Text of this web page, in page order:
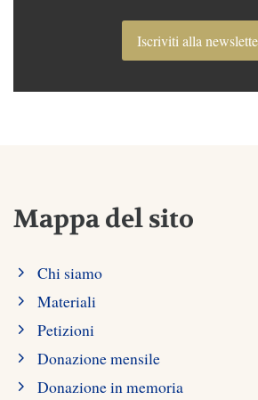
Iscriviti alla
Mappa del sito
Chi siamo
Materiali
Petizioni
Donazione mensile
Donazione in memoria